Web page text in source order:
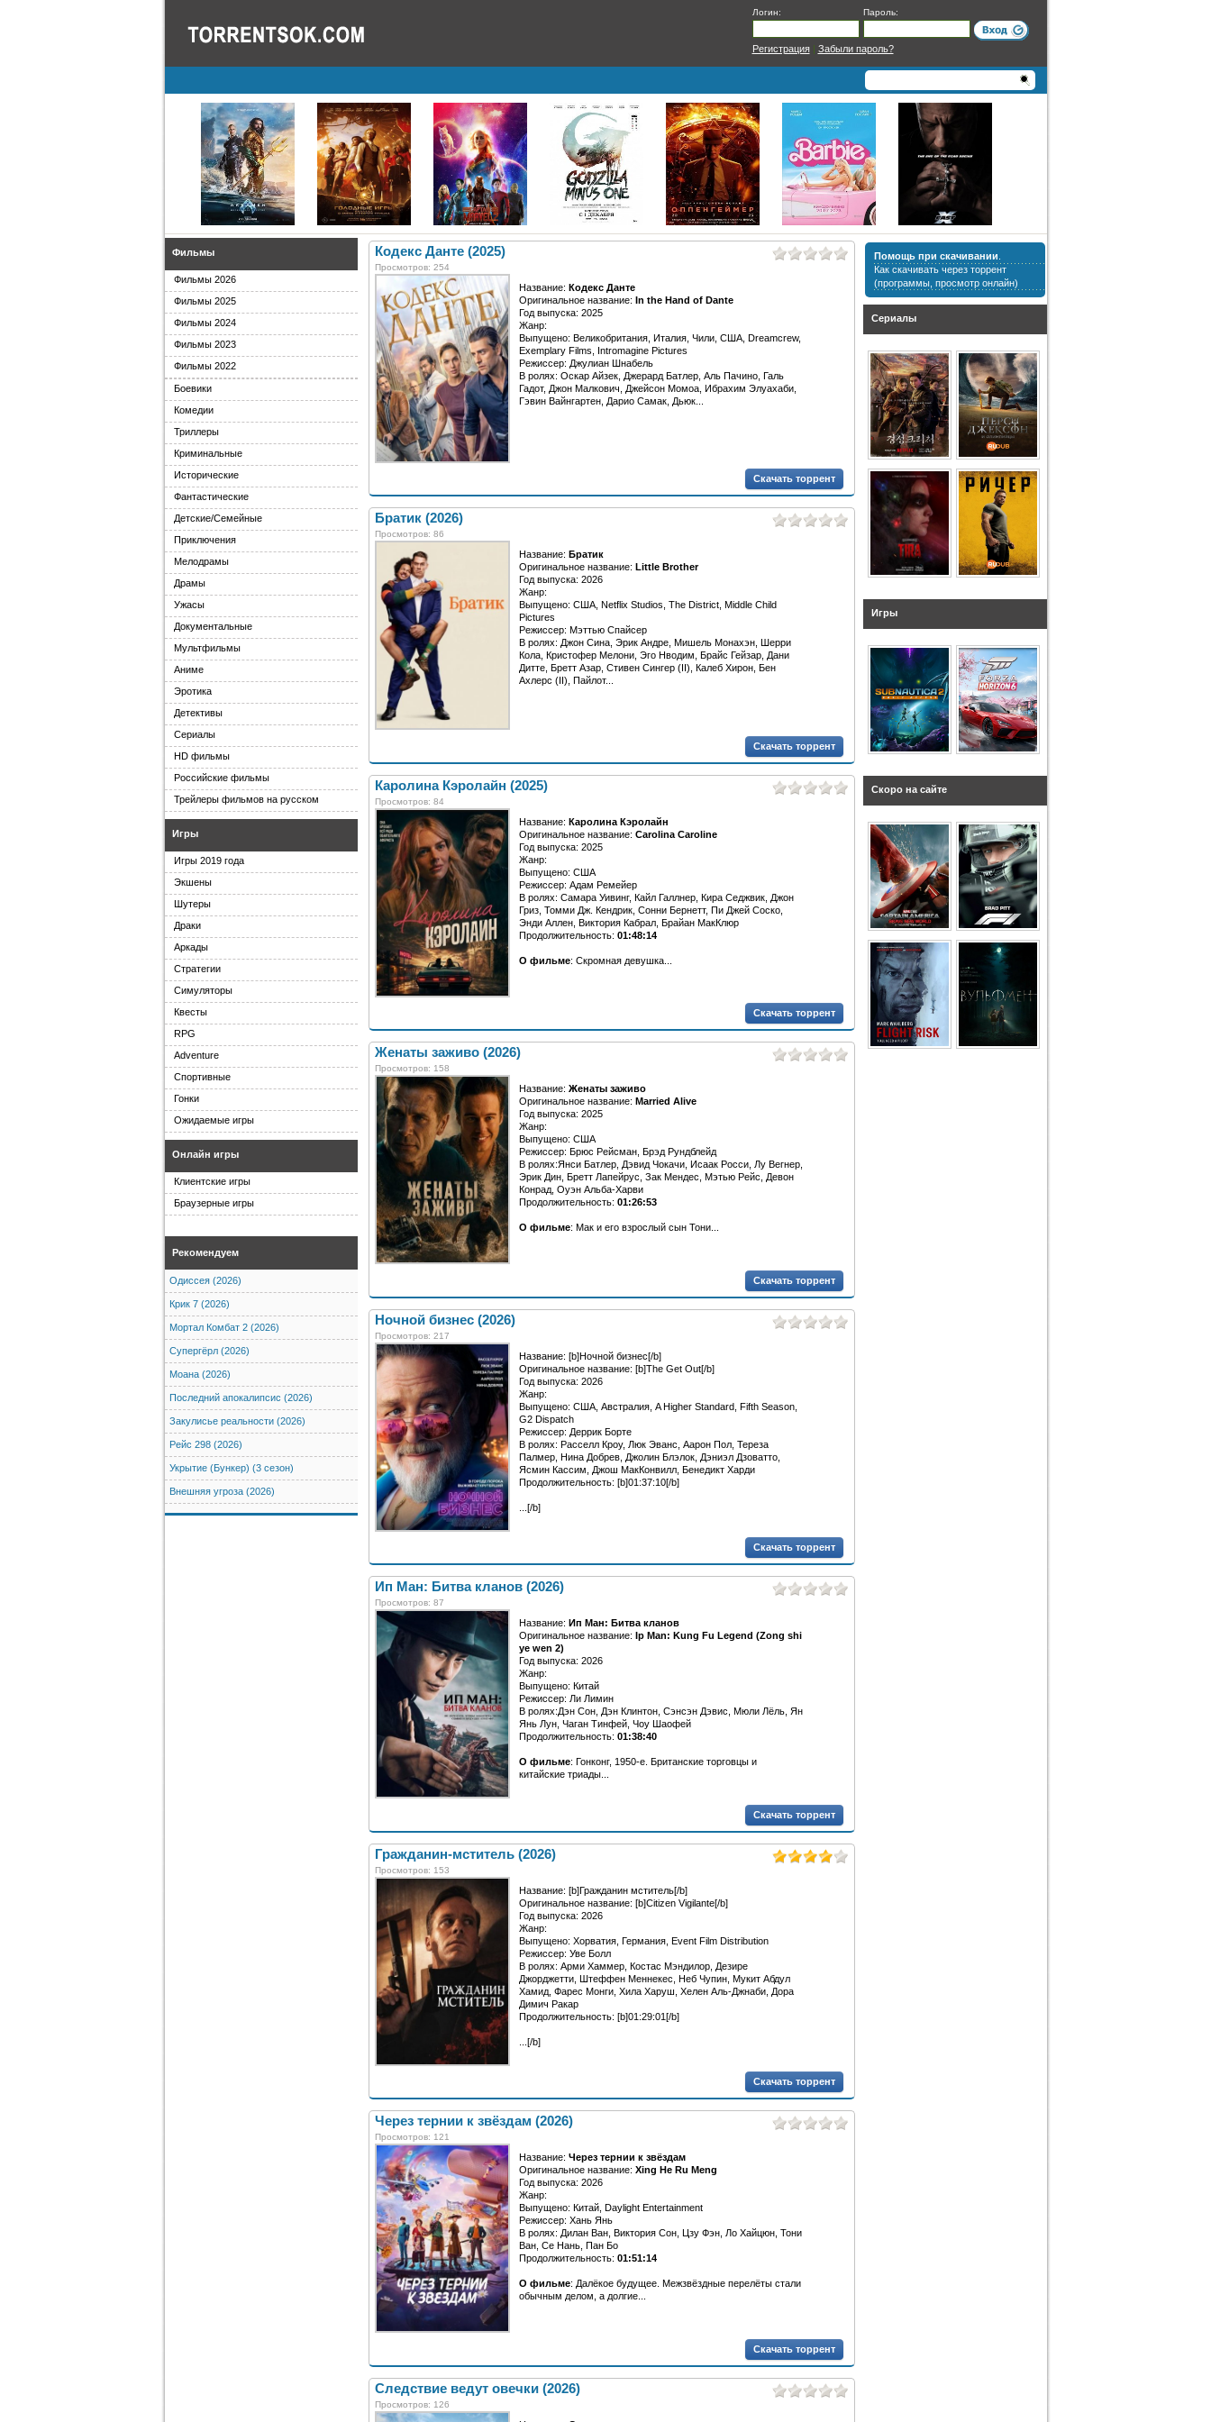
Логин: Пароль:
Регистрация| Забыли пароль?
Помощь при скачивании
Как скачивать через торрент
(программы, просмотр онлайн)
Сериалы
Игры
Скоро на сайте
Кодекс Данте (2025)
Просмотров: 254
Название: Кодекс Данте
Оригинальное название: In the Hand of Dante
Год выпуска: 2025
Жанр:
Выпущено: Великобритания, Италия, Чили, США, Dreamcrew,
Exemplary Films, Intromagine Pictures
Режиссер: Джулиан Шнабель
В ролях: Оскар Айзек, Джерард Батлер, Аль Пачино, Галь
Гадот, Джон Малкович, Джейсон Момоа, Ибрахим Элуахаби,
Гэвин Вайнгартен, Дарио Самак, Дьюк...
Скачать торрент
Братик (2026)
Просмотров: 86
Название: Братик
Оригинальное название: Little Brother
Год выпуска: 2026
Жанр:
Выпущено: США, Netflix Studios, The District, Middle Child
Pictures
Режиссер: Мэттью Спайсер
В ролях: Джон Сина, Эрик Андре, Мишель Монахэн, Шерри
Кола, Кристофер Мелони, Эго Нводим, Брайс Гейзар, Дани
Дитте, Бретт Азар, Стивен Сингер (II), Калеб Хирон, Бен
Ахлерс (II), Пайлот...
Скачать торрент
Каролина Кэролайн (2025)
Просмотров: 84
Название: Каролина Кэролайн
Оригинальное название: Carolina Caroline
Год выпуска: 2025
Жанр:
Выпущено: США
Режиссер: Адам Ремейер
В ролях: Самара Уивинг, Кайл Галлнер, Кира Седжвик, Джон
Гриз, Томми Дж. Кендрик, Сонни Бернетт, Пи Джей Соско,
Энди Аллен, Виктория Кабрал, Брайан МакКлюр
Продолжительность: 01:48:14
О фильме: Скромная девушка...
Скачать торрент
Женаты заживо (2026)
Просмотров: 158
Название: Женаты заживо
Оригинальное название: Married Alive
Год выпуска: 2025
Жанр:
Выпущено: США
Режиссер: Брюс Рейсман, Брэд Рундблейд
В ролях:Янси Батлер, Дэвид Чокачи, Исаак Росси, Лу Вегнер,
Эрик Дин, Бретт Лапейрус, Зак Мендес, Мэтью Рейс, Девон
Конрад, Оуэн Альба-Харви
Продолжительность: 01:26:53
О фильме: Мак и его взрослый сын Тони...
Скачать торрент
Ночной бизнес (2026)
Просмотров: 217
Название: [b]Ночной бизнес[/b]
Оригинальное название: [b]The Get Out[/b]
Год выпуска: 2026
Жанр:
Выпущено: США, Австралия, A Higher Standard, Fifth Season,
G2 Dispatch
Режиссер: Деррик Борте
В ролях: Расселл Кроу, Люк Эванс, Аарон Пол, Тереза
Палмер, Нина Добрев, Джолин Блэлок, Дэниэл Дзоватто,
Ясмин Кассим, Джош МакКонвилл, Бенедикт Харди
Продолжительность: [b]01:37:10[/b]
...[/b]
Скачать торрент
Ип Ман: Битва кланов (2026)
Просмотров: 87
Название: Ип Ман: Битва кланов
Оригинальное название: Ip Man: Kung Fu Legend (Zong shi
ye wen 2)
Год выпуска: 2026
Жанр:
Выпущено: Китай
Режиссер: Ли Лимин
В ролях:Дэн Сон, Дэн Клинтон, Сэнсэн Дэвис, Мюли Лёль, Ян
Янь Лун, Чаган Тинфей, Чоу Шаофей
Продолжительность: 01:38:40
О фильме: Гонконг, 1950-е. Британские торговцы и
китайские триады...
Скачать торрент
Гражданин-мститель (2026)
Просмотров: 153
Название: [b]Гражданин мститель[/b]
Оригинальное название: [b]Citizen Vigilante[/b]
Год выпуска: 2026
Жанр:
Выпущено: Хорватия, Германия, Event Film Distribution
Режиссер: Уве Болл
В ролях: Арми Хаммер, Костас Мэндилор, Дезире
Джорджетти, Штеффен Меннекес, Неб Чупин, Мукит Абдул
Хамид, Фарес Монги, Хила Харуш, Хелен Аль-Джнаби, Дора
Димич Ракар
Продолжительность: [b]01:29:01[/b]
...[/b]
Скачать торрент
Через тернии к звёздам (2026)
Просмотров: 121
Название: Через тернии к звёздам
Оригинальное название: Xing He Ru Meng
Год выпуска: 2026
Жанр:
Выпущено: Китай, Daylight Entertainment
Режиссер: Хань Янь
В ролях: Дилан Ван, Виктория Сон, Цзу Фэн, Ло Хайцюн, Тони
Ван, Се Нань, Пан Бо
Продолжительность: 01:51:14
О фильме: Далёкое будущее. Межзвёздные перелёты стали
обычным делом, а долгие...
Скачать торрент
Следствие ведут овечки (2026)
Просмотров: 126
Фильмы
Фильмы 2026
Фильмы 2025
Фильмы 2024
Фильмы 2023
Фильмы 2022
Боевики
Комедии
Триллеры
Криминальные
Исторические
Фантастические
Детские/Семейные
Приключения
Мелодрамы
Драмы
Ужасы
Документальные
Мультфильмы
Аниме
Эротика
Детективы
Сериалы
HD фильмы
Российские фильмы
Трейлеры фильмов на русском
Игры
Игры 2019 года
Экшены
Шутеры
Драки
Аркады
Стратегии
Симуляторы
Квесты
RPG
Adventure
Спортивные
Гонки
Ожидаемые игры
Онлайн игры
Клиентские игры
Браузерные игры
Рекомендуем
Одиссея (2026)
Крик 7 (2026)
Мортал Комбат 2 (2026)
Супергёрл (2026)
Моана (2026)
Последний апокалипсис (2026)
Закулисье реальности (2026)
Рейс 298 (2026)
Укрытие (Бункер) (3 сезон)
Внешняя угроза (2026)